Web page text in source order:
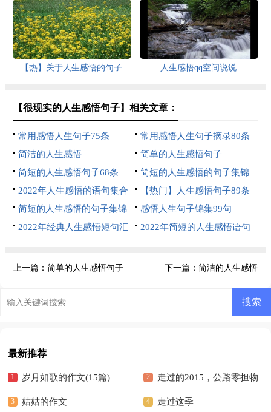
条
【热】关于人生感悟的句子 人生感悟qq空间说说
【很现实的人生感悟句子】相关文章：
常用感悟人生句子75条
常用感悟人生句子摘录80条
简洁的人生感悟
简单的人生感悟句子
简短的人生感悟句子68条
简短的人生感悟的句子集锦
68条
2022年人生感悟的语句集合
78条
【热门】人生感悟句子89条
简短的人生感悟的句子集锦
69条
感悟人生句子锦集99句
2022年经典人生感悟短句汇
2022年简短的人生感悟语句
上一篇： 简单的人生感悟句子 下一篇：简洁的人生感悟
最新推荐
岁月如歌的作文(15篇) 走过的2015，公路零担物
流发生了什么变化？
姑姑的作文 走过这季